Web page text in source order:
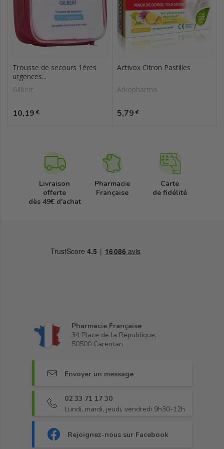
Trousse de secours 1ères
urgences...
Gilbert
Prix
10,19 €
Activox Citron Pastilles
Arkopharma
Prix
5,79 €
Livraison
offerte
dès 49€ d'achat
Pharmacie
Française
Carte
de fidélité
Pharmacie Française
34 Place de la République,
50500 Carentan
Envoyer un message
02 33 71 17 30
Lundi, mardi, jeudi, vendredi 9h30-12h
Rejoignez-nous sur Facebook